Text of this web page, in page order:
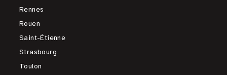
Rennes
Rouen
Saint-Étienne
Strasbourg
Toulon